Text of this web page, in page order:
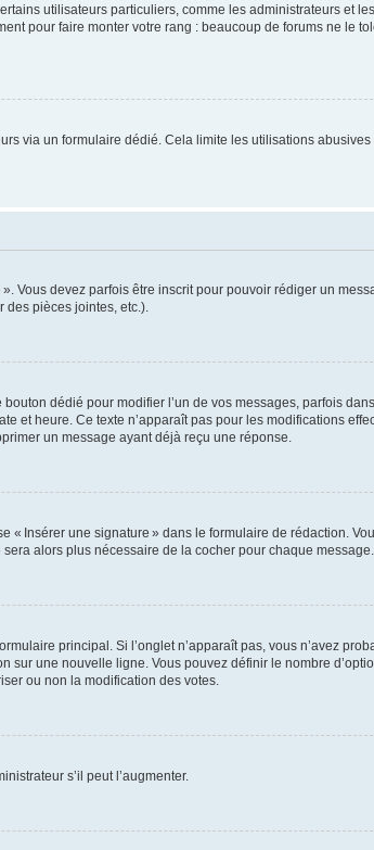
utilisateurs particuliers, comme les administrateurs et
pour faire monter votre rang : beaucoup de forums ne le
via un formulaire dédié. Cela limite les utilisations abusives
Vous devez parfois être inscrit pour pouvoir rédiger un
pièces jointes, etc.).
dédié pour modifier l’un de vos messages, parfois
et heure. Ce texte n’apparaît pas pour les modifications
un message ayant déjà reçu une réponse.
Insérer une signature » dans le formulaire de rédaction.
alors plus nécessaire de la cocher pour chaque message.
principal. Si l’onglet n’apparaît pas, vous n’avez
sur une nouvelle ligne. Vous pouvez définir le nombre
ou non la modification des votes.
s’il peut l’augmenter.